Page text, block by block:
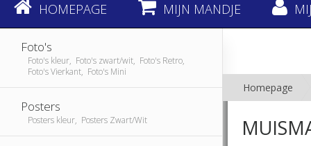
HOMEPAGE MIJN MANDJE
Foto's
Foto's kleur, Foto's zwart/wit, Foto's Retro,
Foto's Vierkant, Foto's Mini
Posters
Posters kleur, Posters Zwart/Wit
Homepage